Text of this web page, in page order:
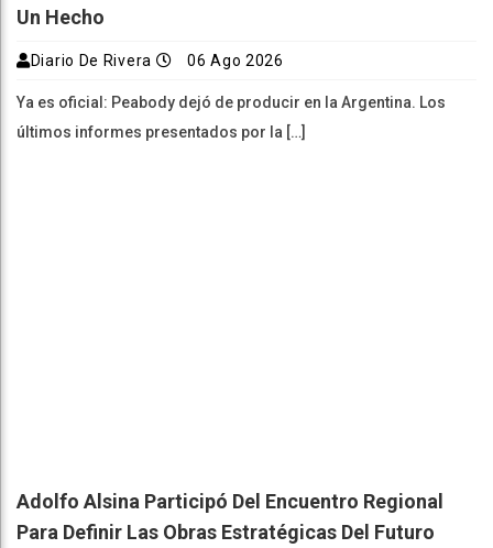
Un Hecho
Diario De Rivera 06 Ago 2026
Ya es oficial: Peabody dejó de producir en la Argentina. Los
últimos informes presentados por la […]
Adolfo Alsina Participó Del Encuentro Regional
Para Definir Las Obras Estratégicas Del Futuro